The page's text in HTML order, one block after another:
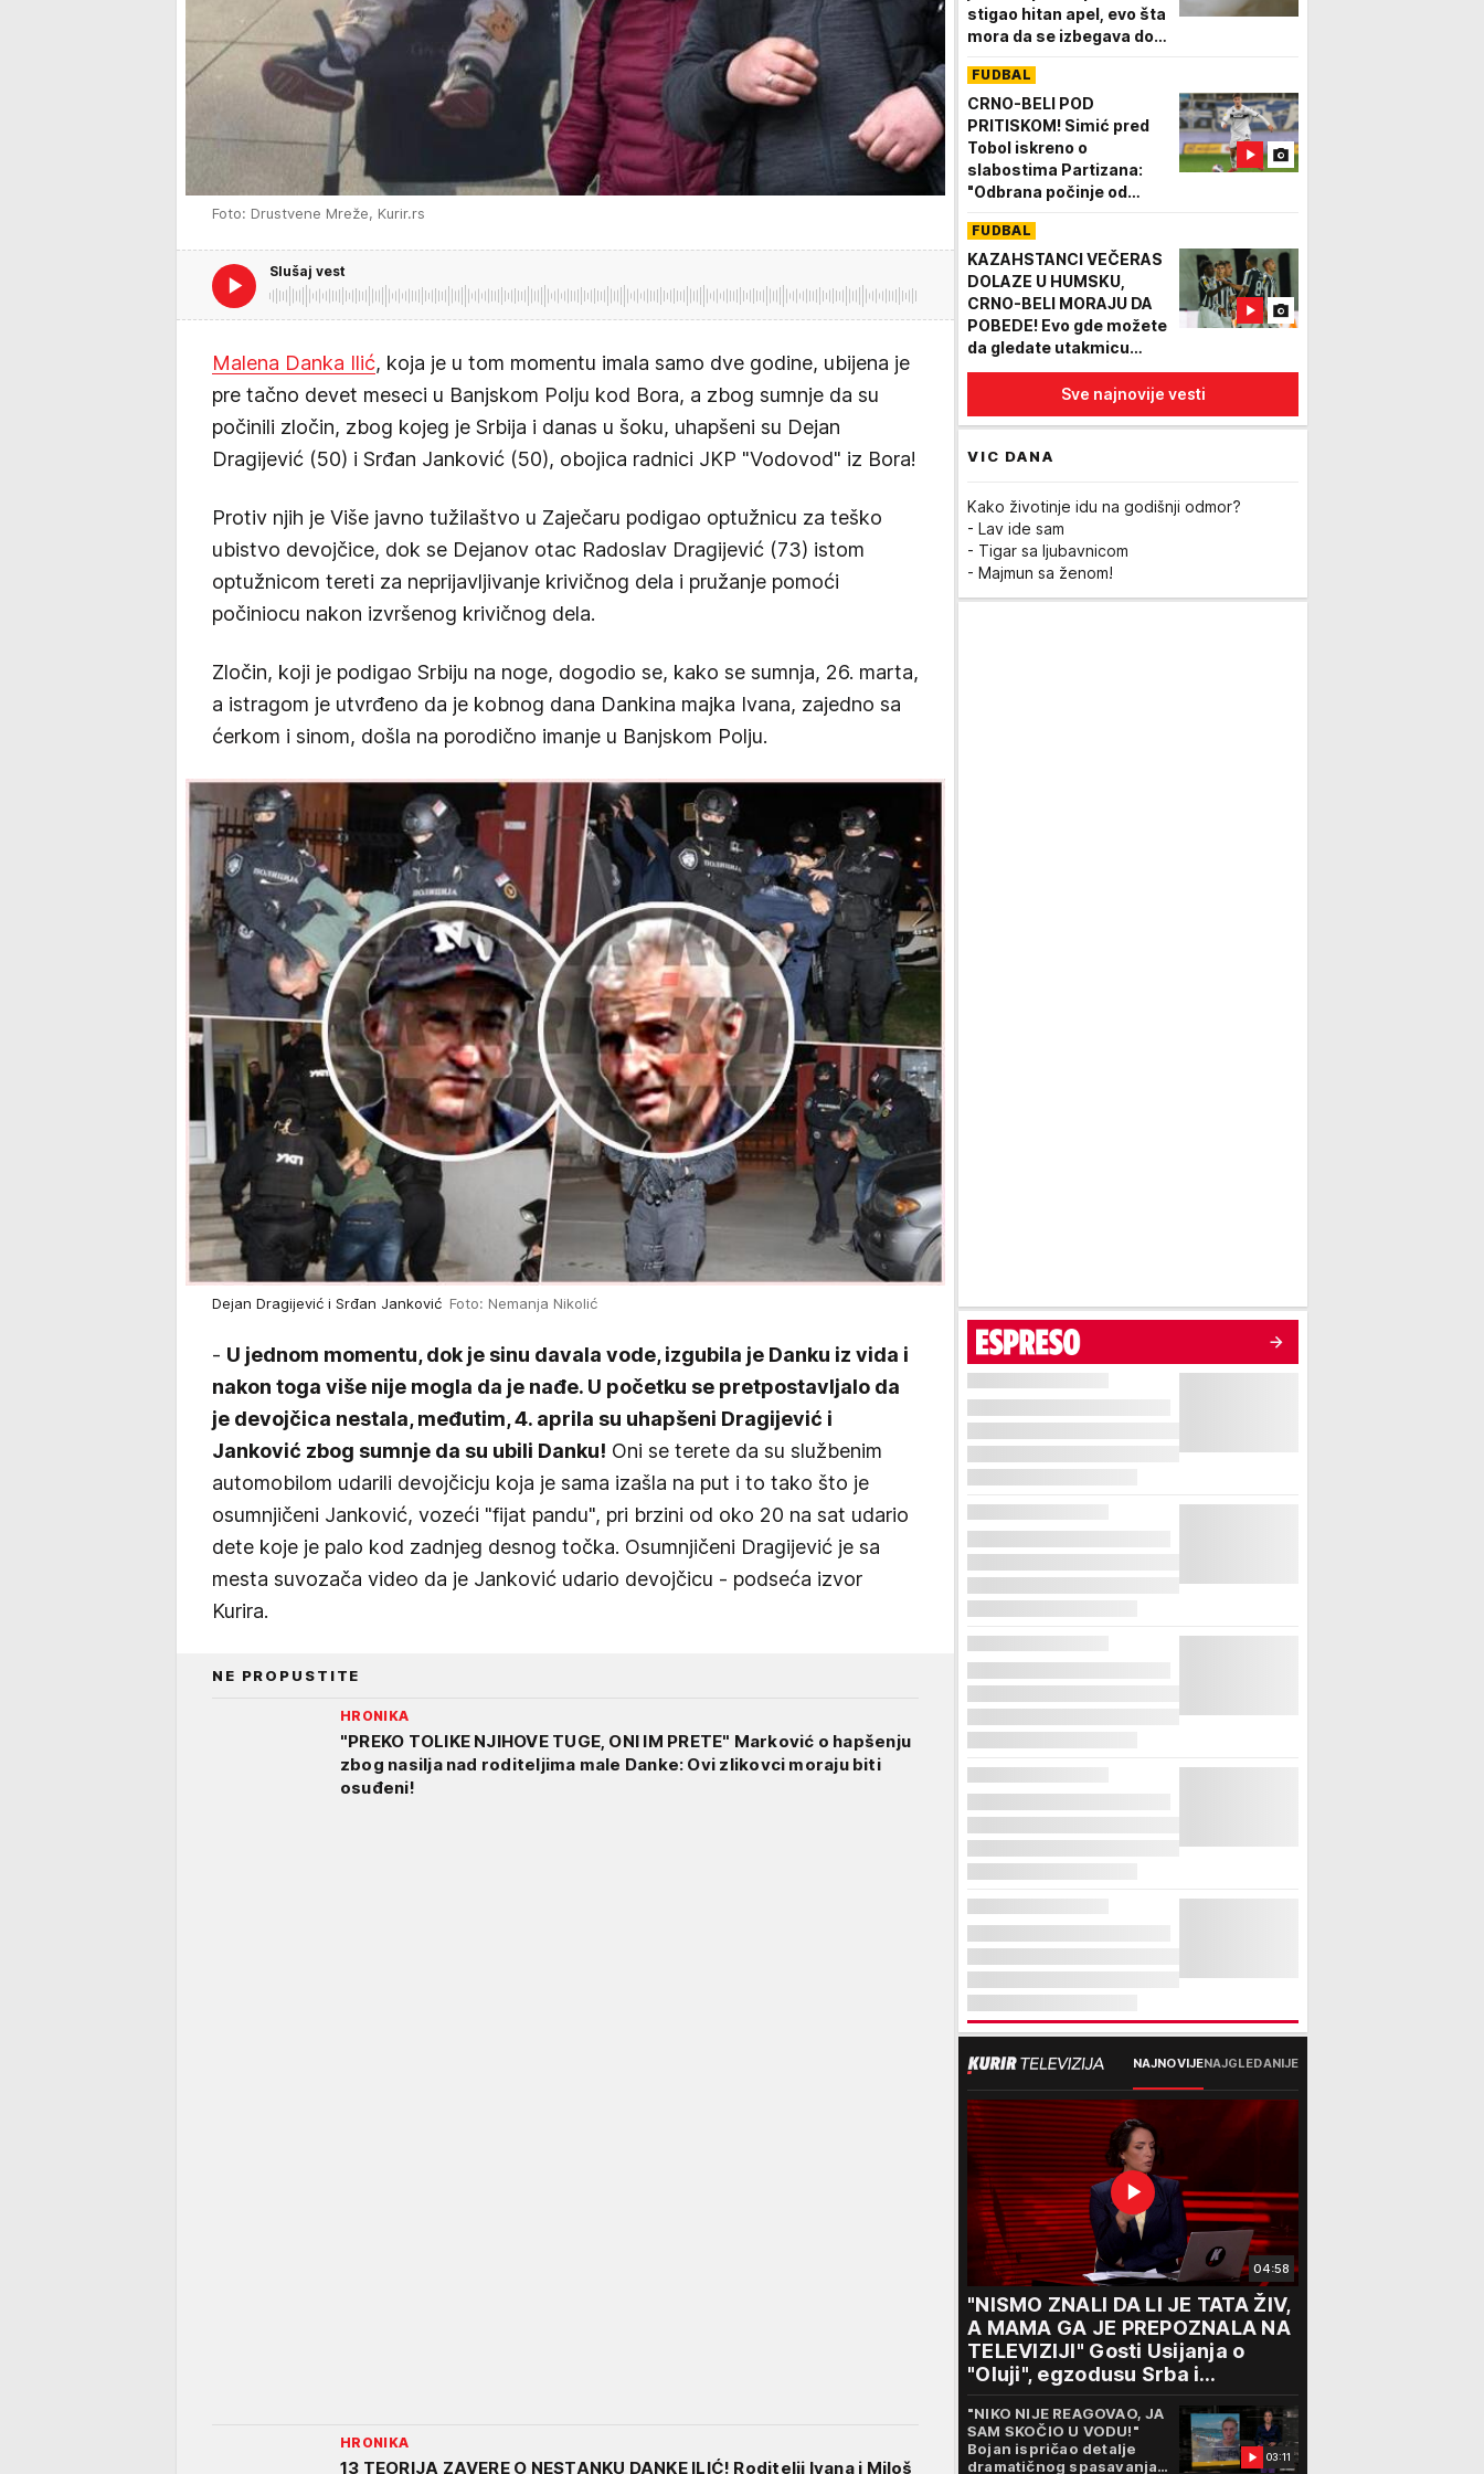
Foto: Drustvene Mreže, Kurir.rs
Slušaj vest
Malena Danka Ilić, koja je u tom momentu imala samo dve godine, ubijena je
pre tačno devet meseci u Banjskom Polju kod Bora, a zbog sumnje da su
počinili zločin, zbog kojeg je Srbija i danas u šoku, uhapšeni su Dejan
Dragijević (50) i Srđan Janković (50), obojica radnici JKP "Vodovod" iz Bora!
Protiv njih je Više javno tužilaštvo u Zaječaru podigao optužnicu za teško
ubistvo devojčice, dok se Dejanov otac Radoslav Dragijević (73) istom
optužnicom tereti za neprijavljivanje krivičnog dela i pružanje pomoći
počiniocu nakon izvršenog krivičnog dela.
Zločin, koji je podigao Srbiju na noge, dogodio se, kako se sumnja, 26. marta,
a istragom je utvrđeno da je kobnog dana Dankina majka Ivana, zajedno sa
ćerkom i sinom, došla na porodično imanje u Banjskom Polju.
Dejan Dragijević i Srđan Janković Foto: Nemanja Nikolić
- U jednom momentu, dok je sinu davala vode, izgubila je Danku iz vida i
nakon toga više nije mogla da je nađe. U početku se pretpostavljalo da
je devojčica nestala, međutim, 4. aprila su uhapšeni Dragijević i
Janković zbog sumnje da su ubili Danku! Oni se terete da su službenim
automobilom udarili devojčicju koja je sama izašla na put i to tako što je
osumnjičeni Janković, vozeći "fijat pandu", pri brzini od oko 20 na sat udario
dete koje je palo kod zadnjeg desnog točka. Osumnjičeni Dragijević je sa
mesta suvozača video da je Janković udario devojčicu - podseća izvor
Kurira.
NE PROPUSTITE
HRONIKA
"PREKO TOLIKE NJIHOVE TUGE, ONI IM PRETE" Marković o hapšenju
zbog nasilja nad roditeljima male Danke: Ovi zlikovci moraju biti
osuđeni!
HRONIKA
13 TEORIJA ZAVERE O NESTANKU DANKE ILIĆ! Roditelji Ivana i Miloš
stigao hitan apel, evo šta
mora da se izbegava dok
FUDBAL
CRNO-BELI POD
PRITISKOM! Simić pred
Tobol iskreno o
slabostima Partizana:
"Odbrana počinje od
FUDBAL
KAZAHSTANCI VEČERAS
DOLAZE U HUMSKU,
CRNO-BELI MORAJU DA
POBEDE! Evo gde možete
da gledate utakmicu
Partizan - Tobol!
Sve najnovije vesti
VIC DANA
Kako životinje idu na godišnji odmor?
- Lav ide sam
- Tigar sa ljubavnicom
- Majmun sa ženom!
NAJNOVIJENAJGLEDANIJE
04:58
"NISMO ZNALI DA LI JE TATA ŽIV,
A MAMA GA JE PREPOZNALA NA
TELEVIZIJI" Gosti Usijanja o
"Oluji", egzodusu Srba i
stravičnim svedočenjima
03:11
"NIKO NIJE REAGOVAO, JA
SAM SKOČIO U VODU!"
Bojan ispričao detalje
dramatičnog spasavanja